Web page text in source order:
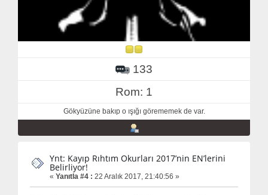
133
Rom: 1
Gökyüzüne bakıp o ışığı görememek de var.
Ynt: Kayıp Rıhtım Okurları 2017’nin EN’lerini
Belirliyor!
« Yanıtla #4 : 22 Aralık 2017, 21:40:56 »